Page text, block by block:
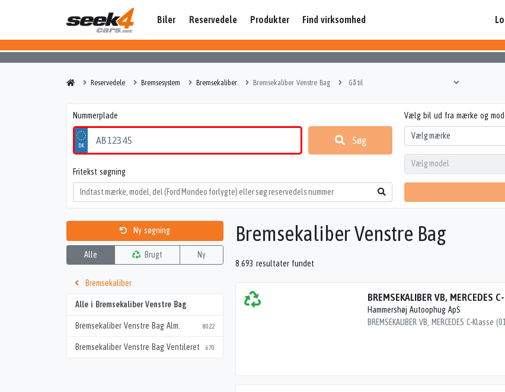
Biler Reservedele Produkter Find virksomhed
Reservedele Bremsesystem Bremsekaliber Bremsekaliber Venstre Bag
Nummerplade
Søg
Fritekst søgning
Vælg bil ud fra mærke og
Ny søgning
Alle Brugt Ny
Bremsekaliber
Alle i Bremsekaliber Venstre Bag
Bremsekaliber Venstre Bag Alm. 8022
Bremsekaliber Venstre Bag Ventileret 670
Bremsekaliber Venstre Bag
8.693 resultater fundet
BREMSEKALIBER VB, MERCEDES
Hammershøj Autoophug ApS